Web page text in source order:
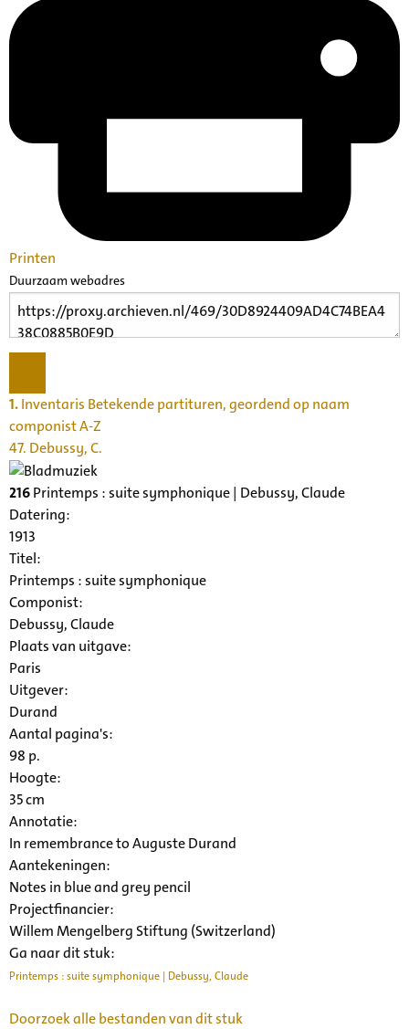
Printen
Duurzaam webadres
1.Inventaris Betekende partituren, geordend op naam
componist A-Z
47. Debussy, C.
216Printemps : suite symphonique | Debussy, Claude
Datering:
1913
Titel:
Printemps : suite symphonique
Componist:
Debussy, Claude
Plaats van uitgave:
Paris
Uitgever:
Durand
Aantal pagina's:
98 p.
Hoogte:
35 cm
Annotatie:
In remembrance to Auguste Durand
Aantekeningen:
Notes in blue and grey pencil
Projectfinancier:
Willem Mengelberg Stiftung (Switzerland)
Ga naar dit stuk:
Printemps : suite symphonique | Debussy, Claude
Doorzoek alle bestanden van dit stuk